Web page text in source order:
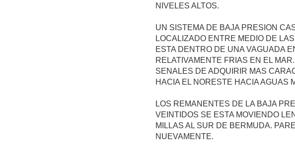
NIVELES ALTOS.
UN SISTEMA DE BAJA PRESION
LOCALIZADO ENTRE MEDIO DE
ESTA DENTRO DE UNA VAGUADA
RELATIVAMENTE FRIAS EN EL
SENALES DE ADQUIRIR MAS
HACIA EL NORESTE HACIA AGUAS
LOS REMANENTES DE LA BAJA
VEINTIDOS SE ESTA MOVIENDO
MILLAS AL SUR DE BERMUDA.
NUEVAMENTE.